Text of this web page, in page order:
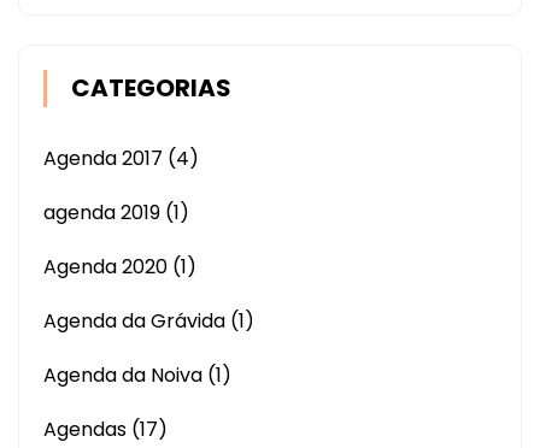
CATEGORIAS
Agenda 2017 (4)
agenda 2019 (1)
Agenda 2020 (1)
Agenda da Grávida (1)
Agenda da Noiva (1)
Agendas (17)